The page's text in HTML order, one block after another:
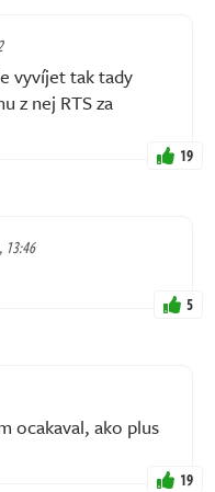
vyvíjet tak tady
z nej RTS za
19
13:46
5
ocakaval, ako plus
19